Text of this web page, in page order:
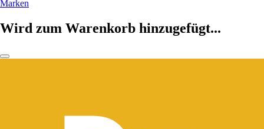
Marken
Wird zum Warenkorb hinzugefügt...